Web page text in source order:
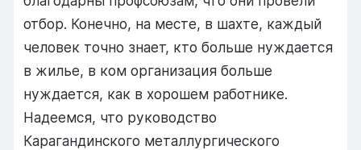
отбор. Конечно, на месте, в шахте, каждый
человек точно знает, кто больше нуждается
в жилье, в ком организация больше
нуждается, как в хорошем работнике.
Надеемся, что руководство
Карагандинского металлургического